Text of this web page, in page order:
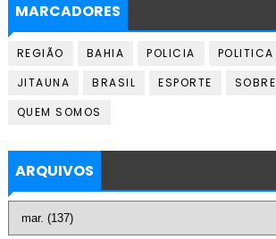
MARCADORES
REGIÃO BAHIA POLICIA POLITICA
JITAUNA
BRASIL ESPORTE
SOBRE
QUEM SOMOS
ARQUIVOS